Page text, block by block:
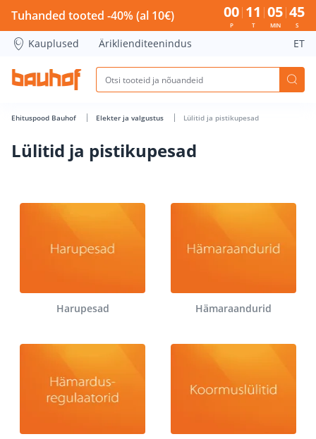
Lülitid ja pistikupesad - Bauhof has loaded
Tuhanded tooted -40% (al 10€) 00
P
11
T
05
MIN
44
S
Kauplused Äriklienditeenindus ET
Ehituspood Bauhof Elekter ja valgustus Lülitid ja pistikupesad
Lülitid ja pistikupesad
Harupesad Hämaraandurid